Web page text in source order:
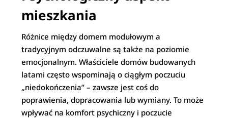
mieszkania
Różnice między domem modułowym a
tradycyjnym odczuwalne są także na poziomie
emocjonalnym. Właściciele domów budowanych
latami często wspominają o ciągłym poczuciu
„niedokończenia” – zawsze jest coś do
poprawienia, dopracowania lub wymiany. To może
wpływać na komfort psychiczny i poczucie